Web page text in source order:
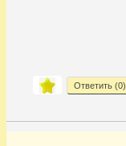
Ответить (0)